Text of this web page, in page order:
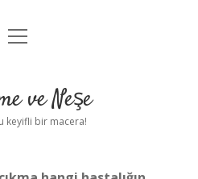
Uyarı
menüyü
ve Neşe
keyifli bir macera!